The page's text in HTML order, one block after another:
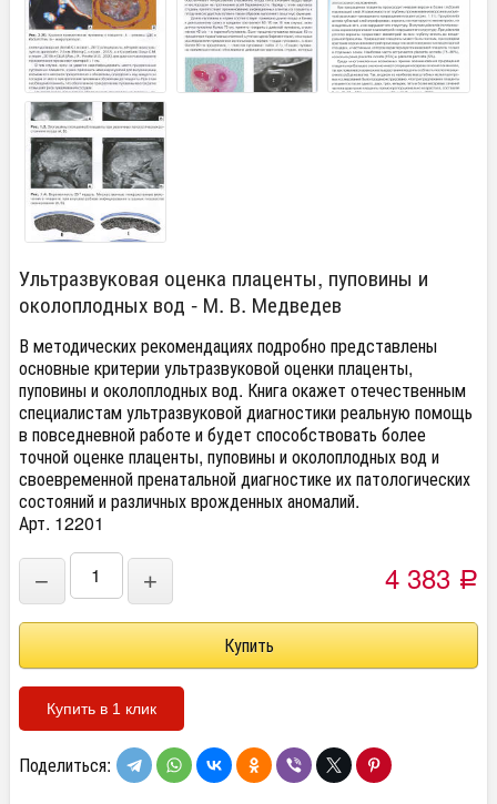
Ультразвуковая оценка плаценты, пуповины и
околоплодных вод - М. В. Медведев
В методических рекомендациях подробно представлены
основные критерии ультразвуковой оценки плаценты,
пуповины и околоплодных вод. Книга окажет отечественным
специалистам ультразвуковой диагностики реальную помощь
в повседневной работе и будет способствовать более
точной оценке плаценты, пуповины и околоплодных вод и
своевременной пренатальной диагностике их патологических
состояний и различных врожденных аномалий.
Арт. 12201
− + 4 383 Р
Купить в 1 клик
Поделиться: